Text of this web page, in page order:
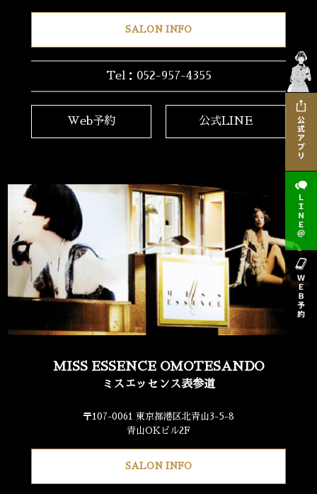
SALON INFO
Tel：052-957-4355
Web予約 公式LINE
MISS ESSENCE OMOTESANDO
ミスエッセンス表参道
〒107-0061 東京都港区北青山3-5-8
青山OKビル2F
SALON INFO